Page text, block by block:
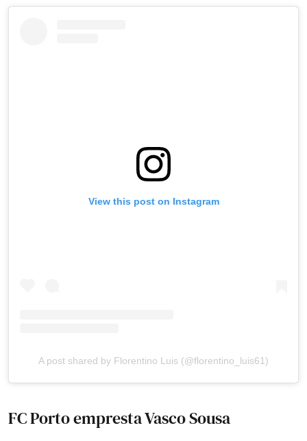
View this post on Instagram
A post shared by Florentino Luis (@florentino_luis61)
FC Porto empresta Vasco Sousa